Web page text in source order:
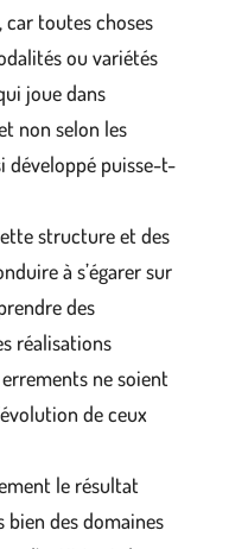
car toutes choses
ou variétés
joue dans
non selon les
développé puisse-t-
structure et des
à s’égarer sur
des
réalisations
ne soient
de ceux
le résultat
bien des domaines